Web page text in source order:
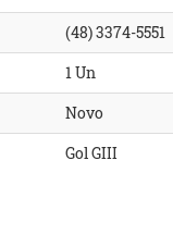
(48) 3374-5551
1 Un
Novo
Gol GIII